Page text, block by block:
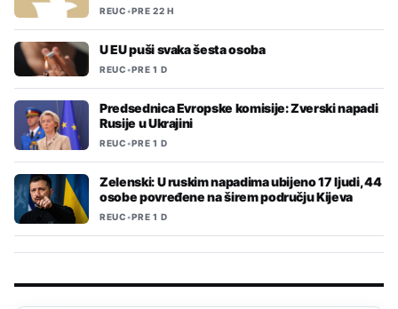
REUC•PRE 22 H
U EU puši svaka šesta osoba
REUC•PRE 1 D
Predsednica Evropske komisije: Zverski napadi
Rusije u Ukrajini
REUC•PRE 1 D
Zelenski: U ruskim napadima ubijeno 17 ljudi, 44
osobe povređene na širem području Kijeva
REUC•PRE 1 D